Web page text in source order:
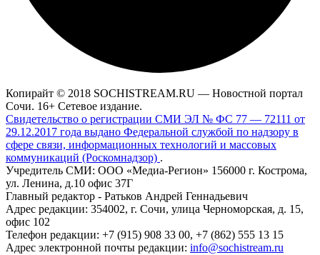
Копирайт © 2018 SOCHISTREAM.RU — Новостной портал
Сочи. 16+ Сетевое издание.
Свидетельство о регистрации СМИ ЭЛ № ФС 77 — 72111 от
29.12.2017 года выдано Федеральной службой по надзору в
сфере связи, информационных технологий и массовых
коммуникаций (Роскомнадзор) .
Учредитель СМИ: ООО «Медиа-Регион» 156000 г. Кострома,
ул. Ленина, д.10 офис 37Г
Главный редактор - Ратьков Андрей Геннадьевич
Адрес редакции: 354002, г. Сочи, улица Черноморская, д. 15,
офис 102
Телефон редакции: +7 (915) 908 33 00, +7 (862) 555 13 15
Адрес электронной почты редакции: info@sochistream.ru